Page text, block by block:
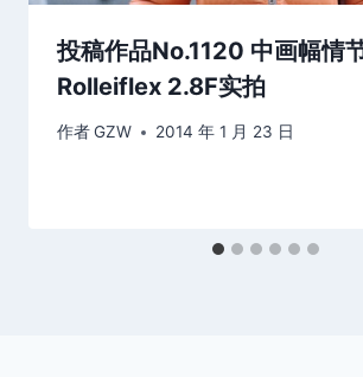
投稿作品No.1120 中画幅情
Rolleiflex 2.8F实拍
作者GZW 2014 年 1 月 23 日